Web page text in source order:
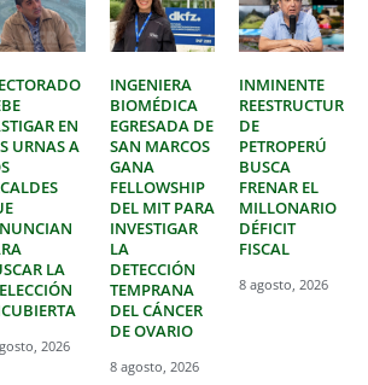
EN
URNAS A
LA
2026
INGENIERA
BIOMÉDICA
EGRESADA DE
SAN MARCOS
GANA
FELLOWSHIP
DEL MIT PARA
INVESTIGAR
LA
DETECCIÓN
TEMPRANA
DEL CÁNCER
DE OVARIO
8 agosto, 2026
INMINENTE
DE
PETROPERÚ
BUSCA
FRENAR EL
MILLONARIO
DÉFICIT
FISCAL
8 agosto, 2026